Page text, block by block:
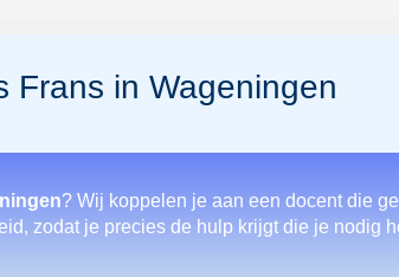
Frans in Wageningen
? Wij koppelen je aan een docent die
zodat je precies de hulp krijgt die je nodig